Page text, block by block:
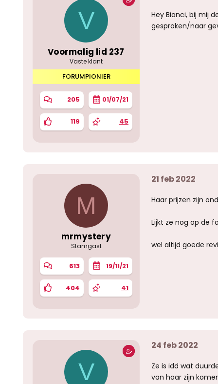
V
Voormalig lid 237
Vaste klant
FORUMPIONIER
205 01/07/21
119 45
Hey Bianci, bij mij
gesproken/naar
M
mrmystery
Stamgast
613 19/11/21
404 41
21 feb 2022
Haar prijzen zijn
Lijkt ze nog op de
wel altijd goede
V
24 feb 2022
Ze is idd wat
van haar zijn